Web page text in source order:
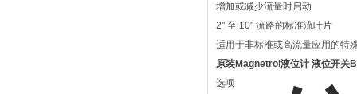
增加或减少流量时启动
2" 至 10" 流路的标准流叶片
适用于非标准或高流量应用的特
原装Magnetrol液位计 液位开关
选项